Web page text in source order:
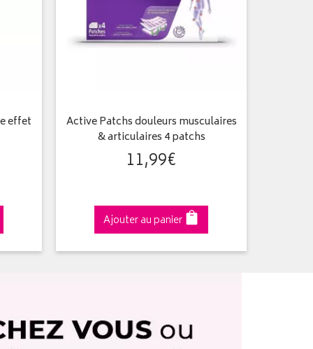
effet
Active Patchs douleurs musculaires
& articulaires 4 patchs
11,99€
Ajouter au panier